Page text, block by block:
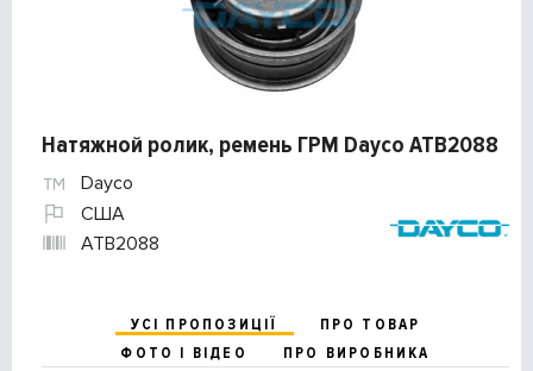
Натяжной ролик, ремень ГРМ Dayco ATB2088
Dayco
США
ATB2088
УСІ ПРОПОЗИЦІЇ
ПРО ТОВАР
ФОТО І ВІДЕО
ПРО ВИРОБНИКА